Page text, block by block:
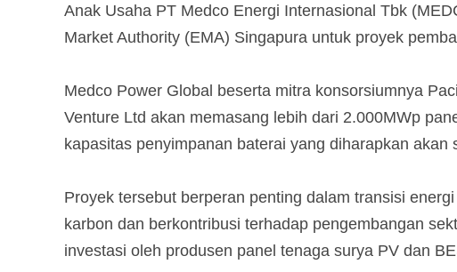
Anak Usaha PT Medco Energi Internasional Tbk
Market Authority (EMA) Singapura untuk proyek
Medco Power Global beserta mitra konsorsiumnya
Venture Ltd akan memasang lebih dari 2.000MWp
kapasitas penyimpanan baterai yang diharapkan akan
Proyek tersebut berperan penting dalam transisi
karbon dan berkontribusi terhadap pengembangan
investasi oleh produsen panel tenaga surya PV dan